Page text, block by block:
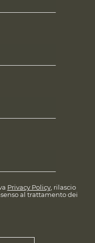
Privacy Policy, rilascio
al trattamento dei